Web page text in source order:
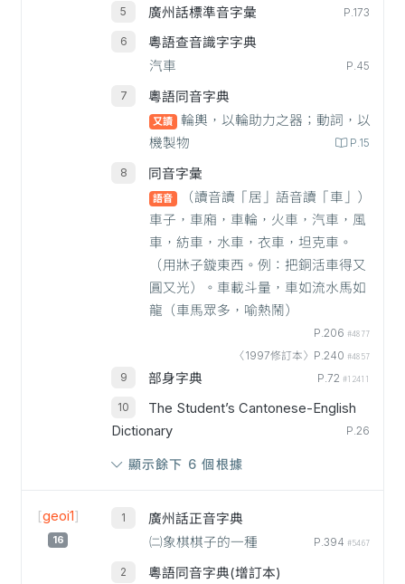
廣州話標準音字彙 P.173
粵語查音識字字典
汽車
P.45
粵語同音字典
又讀
輪輿，以輪助力之器；動詞，以
機製物
P.15
同音字彙
語音
（讀音讀「居」語音讀「車」）
車子，車廂，車輪，火車，汽車，風
車，紡車，水車，衣車，坦克車。
（用牀子鏇東西。例：把銅活車得又
圓又光）。車載斗量，車如流水馬如
龍（車馬眾多，喻熱鬧）
P.206 #4877
〈1997修訂本〉P.240 #4857
部身字典 P.72 #12411
The Student’s Cantonese-English
Dictionary
P.26
顯示餘下 6 個根據
[geoi1]
16
廣州話正音字典
㈡象棋棋子的一種
P.394 #5467
粵語同音字典(增訂本)